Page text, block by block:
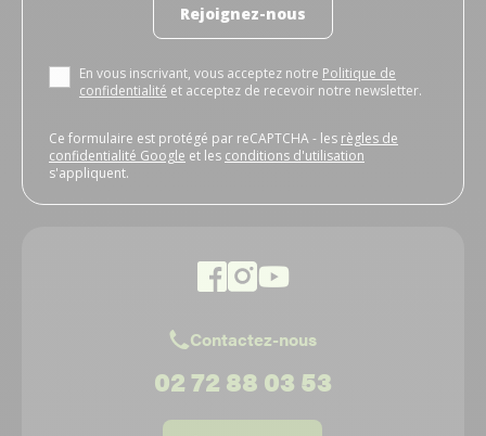
Rejoignez-nous
En vous inscrivant, vous acceptez notre Politique de
confidentialité et acceptez de recevoir notre newsletter.
Ce formulaire est protégé par reCAPTCHA - les règles de
confidentialité Google et les conditions d'utilisation
s'appliquent.
Contactez-nous
02 72 88 03 53